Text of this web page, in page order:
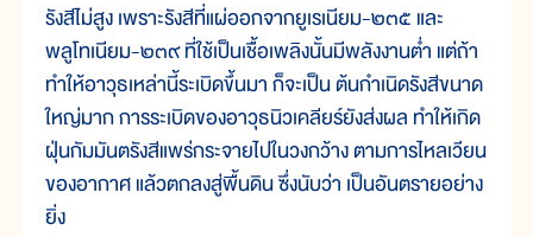
รังสีไม่สูง เพราะรังสีที่แผ่ออกจากยูเรเนียม-๒๓๕ และ
พลูโทเนียม-๒๓๙ ที่ใช้เป็นเชื้อเพลิงนั้นมีพลังงานต่ำ แต่ถ้า
ทำให้อาวุธเหล่านี้ระเบิดขึ้นมา ก็จะเป็น ต้นกำเนิดรังสีขนาด
ใหญ่มาก การระเบิดของอาวุธนิวเคลียร์ยังส่งผล ทำให้เกิด
ฝุ่นกัมมันตรังสีแพร่กระจายไปในวงกว้าง ตามการไหลเวียน
ของอากาศ แล้วตกลงสู่พื้นดิน ซึ่งนับว่า เป็นอันตรายอย่าง
ยิ่ง